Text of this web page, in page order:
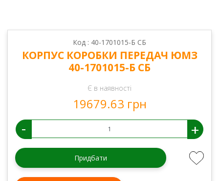
Код : 40-1701015-Б СБ
КОРПУС КОРОБКИ ПЕРЕДАЧ ЮМЗ
40-1701015-Б СБ
Є в наявності
19679.63 грн
- +
Придбати